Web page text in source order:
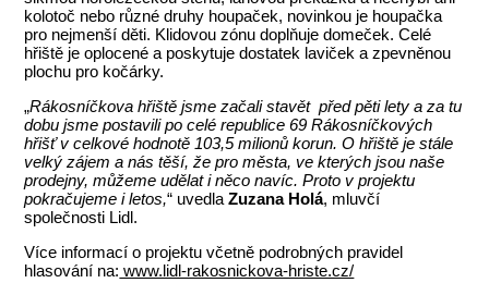
kolotoč nebo různé druhy houpaček, novinkou je houpačka
pro nejmenší děti. Klidovou zónu doplňuje domeček. Celé
hřiště je oplocené a poskytuje dostatek laviček a zpevněnou
plochu pro kočárky.
„Rákosníčkova hřiště jsme začali stavět před pěti lety a za tu
dobu jsme postavili po celé republice 69 Rákosníčkových
hřišť v celkové hodnotě 103,5 milionů korun. O hřiště je stále
velký zájem a nás těší, že pro města, ve kterých jsou naše
prodejny, můžeme udělat i něco navíc. Proto v projektu
pokračujeme i letos,“ uvedlaZuzana Holá, mluvčí
společnosti Lidl.
Více informací o projektu včetně podrobných pravidel
hlasování na: www.lidl-rakosnickova-hriste.cz/